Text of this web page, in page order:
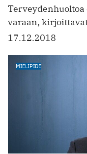
varaan,
17.12.2018
MIELIPIDE